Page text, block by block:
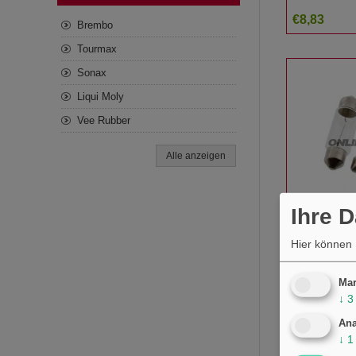
€8,83
Lampe
Jmp2er
Brembo
Tourmax
Sonax
Liqui Moly
Vee Rubber
Alle anzeigen
Ihre
Hier können
↓ 3
↓ 1